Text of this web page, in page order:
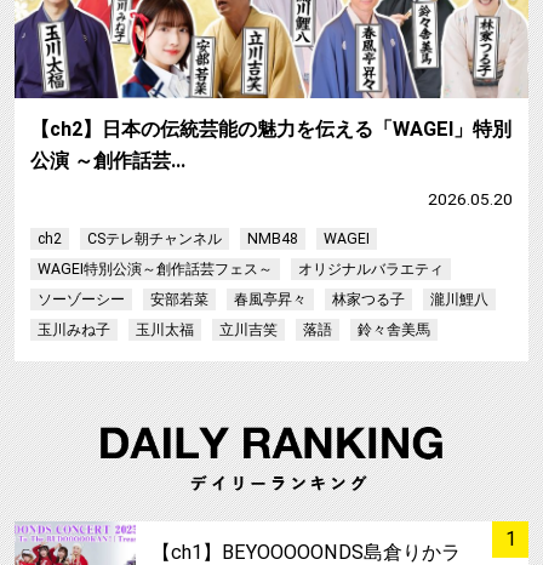
【ch2】日本の伝統芸能の魅力を伝える「WAGEI」特別
公演 ～創作話芸…
2026.05.20
ch2 CSテレ朝チャンネル NMB48
WAGEI
WAGEI特別公演～創作話芸フェス～
オリジナルバラエティ
ソーゾーシー
安部若菜 春風亭昇々 林家つる子
瀧川鯉八
玉川みね子
玉川太福 立川吉笑 落語 鈴々舎美馬
1
サムネイル
【ch1】BEYOOOOONDS島倉りかラ